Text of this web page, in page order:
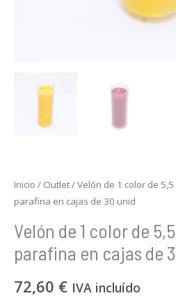
Inicio / Outlet/ Velón de 1 color de
parafina en cajas de 30 unid
Velón de 1 color de
parafina en cajas de
72,60 € IVA incluído
cantidad